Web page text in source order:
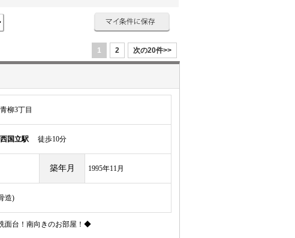
1 2 次の20件>>
柳3丁目
西国立駅 徒歩10分
築年月 1995年11月
造)
面台！南向きのお部屋！◆